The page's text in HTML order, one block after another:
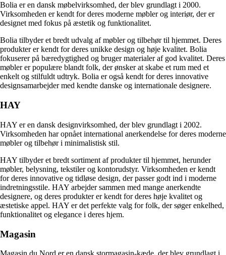
Bolia er en dansk møbelvirksomhed, der blev grundlagt i 2000.
Virksomheden er kendt for deres moderne møbler og interiør, der er
designet med fokus på æstetik og funktionalitet.
Bolia tilbyder et bredt udvalg af møbler og tilbehør til hjemmet. Deres
produkter er kendt for deres unikke design og høje kvalitet. Bolia
fokuserer på bæredygtighed og bruger materialer af god kvalitet. Deres
møbler er populære blandt folk, der ønsker at skabe et rum med et
enkelt og stilfuldt udtryk. Bolia er også kendt for deres innovative
designsamarbejder med kendte danske og internationale designere.
HAY
HAY er en dansk designvirksomhed, der blev grundlagt i 2002.
Virksomheden har opnået international anerkendelse for deres moderne
møbler og tilbehør i minimalistisk stil.
HAY tilbyder et bredt sortiment af produkter til hjemmet, herunder
møbler, belysning, tekstiler og kontorudstyr. Virksomheden er kendt
for deres innovative og tidløse design, der passer godt ind i moderne
indretningsstile. HAY arbejder sammen med mange anerkendte
designere, og deres produkter er kendt for deres høje kvalitet og
æstetiske appel. HAY er det perfekte valg for folk, der søger enkelhed,
funktionalitet og elegance i deres hjem.
Magasin